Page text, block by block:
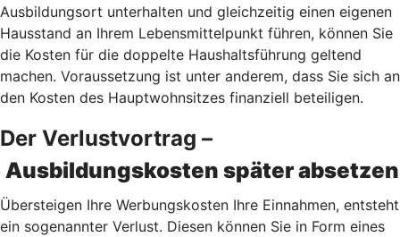
Ausbildungsort unterhalten und gleichzeitig einen eigenen
Hausstand an Ihrem Lebensmittelpunkt führen, können Sie
die Kosten für die doppelte Haushaltsführung geltend
machen. Voraussetzung ist unter anderem, dass Sie sich an
den Kosten des Hauptwohnsitzes finanziell beteiligen.
Der Verlustvortrag –
Ausbildungskosten später absetzen
Übersteigen Ihre Werbungskosten Ihre Einnahmen, entsteht
ein sogenannter Verlust. Diesen können Sie in Form eines